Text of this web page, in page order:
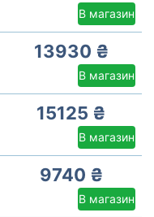
В магазин
13930 ₴
В магазин
15125 ₴
В магазин
9740 ₴
В магазин